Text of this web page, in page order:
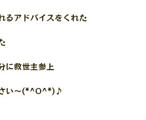
るアドバイスをくれた
に救世主参上
い〜(*^O^*)♪